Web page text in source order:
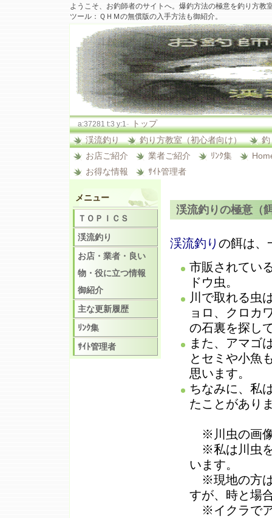
ようこそ、お釣師者のサイトへ。爆釣方法の極意を釣り方
ツール：ＱＨＭの無償版の入手方法も御紹介。
a:37281 t:3 y:1-
トップ
渓流釣り
釣り方教室（初心者向け）
釣
お店ご紹介
業者ご紹介 ﾘﾝｸ集
お得な情報
ｻｲﾄ管理者
渓流釣りの極意（
渓流釣り の餌は、
市販されてい
ドウ虫。
川で取れる虫
ョロ、クロカ
の石裏を探し
また、アマゴ
とセミや小魚
思います。
ちなみに、私
たことがあり
※川虫の画像
※私は川虫を
います。
※現地の方は
すが、時と場
※イクラでア
メニュー
ＴＯＰＩＣＳ
渓流釣り
お店・業者・良い
物・役に立つ情報
御紹介
主な更新履歴
ﾘﾝｸ集
ｻｲﾄ管理者